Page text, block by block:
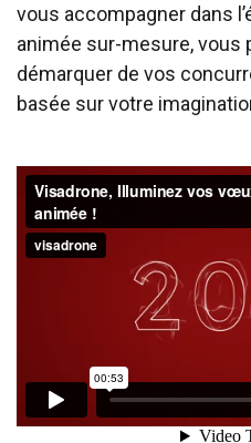
vous accompagner dans
animée sur-mesure, vous
démarquer de vos
basée sur votre